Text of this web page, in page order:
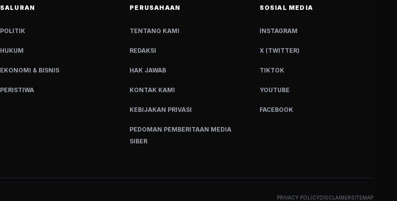
SALURAN
POLITIK
HUKUM
EKONOMI & BISNIS
PERISTIWA
PERUSAHAAN
TENTANG KAMI
REDAKSI
HAK JAWAB
KONTAK KAMI
KEBIJAKAN PRIVASI
PEDOMAN PEMBERITAAN MEDIA
SIBER
SOSIAL MEDIA
INSTAGRAM
X (TWITTER)
TIKTOK
YOUTUBE
FACEBOOK
PRIVACY POLICYDISCLAIMERSITEMAP